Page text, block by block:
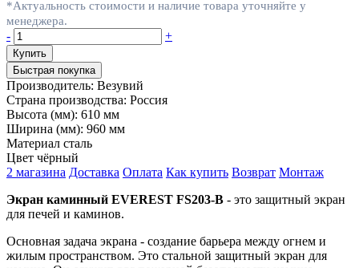
*Актуальность стоимости и наличие товара уточняйте у
менеджера.
-
+
Быстрая покупка
Производитель: Везувий
Страна производства: Россия
Высота (мм): 610 мм
Ширина (мм): 960 мм
Материал сталь
Цвет чёрный
2 магазина Доставка Оплата Как купить Возврат Монтаж
Экран каминный EVEREST FS203-B - это защитный экран
для печей и каминов.
Основная задача экрана - создание барьера между огнем и
жилым пространством. Это стальной защитный экран для